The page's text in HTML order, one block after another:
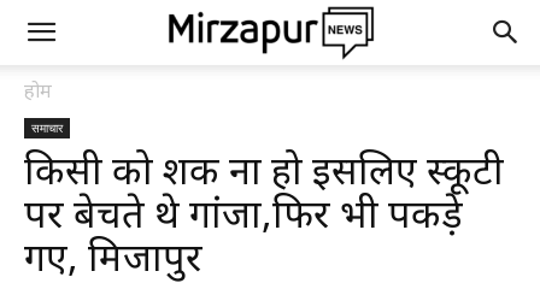
होम
समाचार
किसी को शक ना हो इसलिए स्कूटी
पर बेचते थे गांजा,फिर भी पकड़े
गए, मिर्जापुर